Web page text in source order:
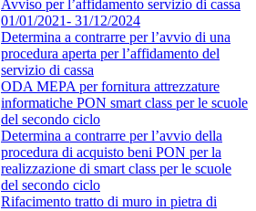
Avviso per l’affidamento servizio di cassa
01/01/2021- 31/12/2024
Determina a contrarre per l’avvio di una
procedura aperta per l’affidamento del
servizio di cassa
ODA MEPA per fornitura attrezzature
informatiche PON smart class per le scuole
del secondo ciclo
Determina a contrarre per l’avvio della
procedura di acquisto beni PON per la
realizzazione di smart class per le scuole
del secondo ciclo
Rifacimento tratto di muro in pietra di